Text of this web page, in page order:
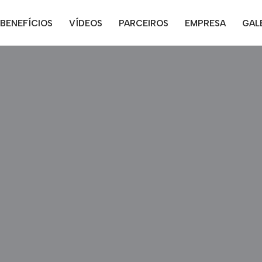
BENEFÍCIOS VÍDEOS PARCEIROS EMPRESA